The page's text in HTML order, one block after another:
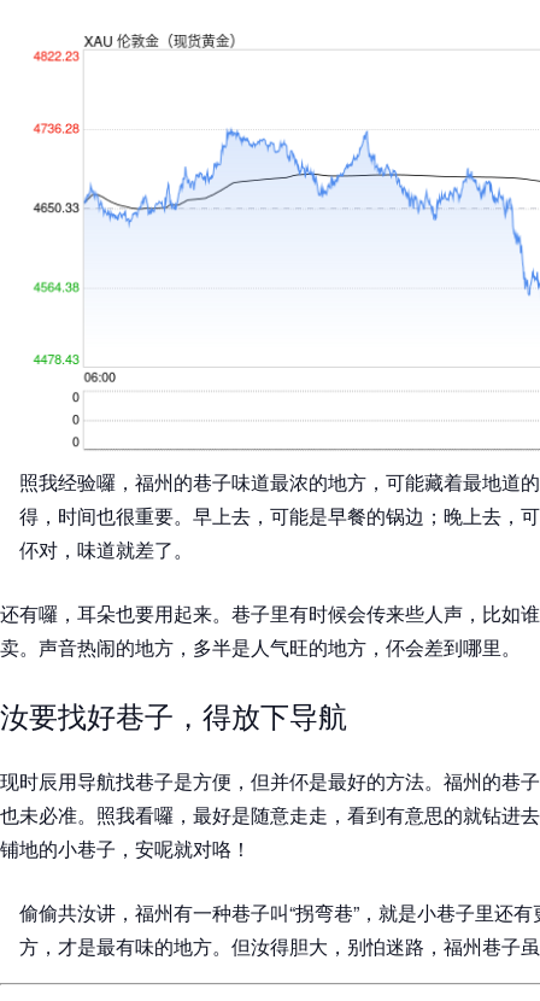
照我经验囉，福州的巷子味道最浓的地方，可能藏着最地道
得，时间也很重要。早上去，可能是早餐的锅边；晚上去，
伓对，味道就差了。
还有囉，耳朵也要用起来。巷子里有时候会传来些人声，比如
卖。声音热闹的地方，多半是人气旺的地方，伓会差到哪里。
汝要找好巷子，得放下导航
现时辰用导航找巷子是方便，但并伓是最好的方法。福州的巷
也未必准。照我看囉，最好是随意走走，看到有意思的就钻进
铺地的小巷子，安呢就对咯！
偷偷共汝讲，福州有一种巷子叫“拐弯巷”，就是小巷子里还
方，才是最有味的地方。但汝得胆大，别怕迷路，福州巷子